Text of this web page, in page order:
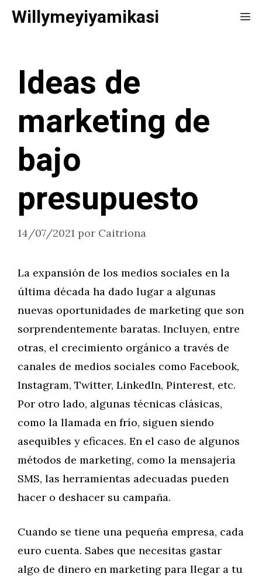
Saltar
Willymeyiyamikasi
Ideas de
marketing de
bajo
presupuesto
14/07/2021 por Caitriona
La expansión de los medios sociales en la
última década ha dado lugar a algunas
nuevas oportunidades de marketing que son
sorprendentemente baratas. Incluyen, entre
otras, el crecimiento orgánico a través de
canales de medios sociales como Facebook,
Instagram, Twitter, LinkedIn, Pinterest, etc.
Por otro lado, algunas técnicas clásicas,
como la llamada en frío, siguen siendo
asequibles y eficaces. En el caso de algunos
métodos de marketing, como la mensajería
SMS, las herramientas adecuadas pueden
hacer o deshacer su campaña.
Cuando se tiene una pequeña empresa, cada
euro cuenta. Sabes que necesitas gastar
algo de dinero en marketing para llegar a tu